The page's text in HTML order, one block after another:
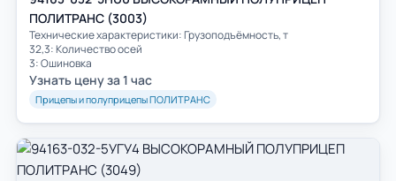
ПОЛИТРАНС (3003)
Технические характеристики: Грузоподъёмность, т
32,3: Количество осей
3: Ошиновка
Узнать цену за 1 час
Прицепы и полуприцепы ПОЛИТРАНС